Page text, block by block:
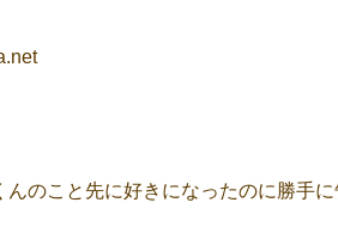
んのこと先に好きになったのに勝手に